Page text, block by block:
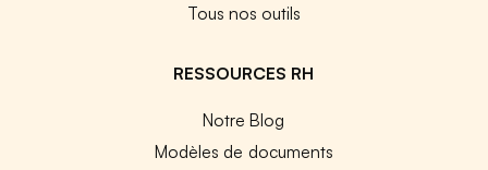
Tous nos outils
RESSOURCES RH
Notre Blog
Modèles de documents